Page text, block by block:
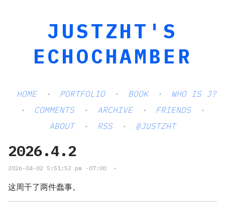
JUSTZHT'S
ECHOCHAMBER
HOME PORTFOLIO BOOK
WHO IS J?
COMMENTS
ARCHIVE
FRIENDS
ABOUT
RSS @JUSTZHT
2026.4.2
2026-04-02 5:51:52 pm -07:00 •
这周干了两件蠢事。